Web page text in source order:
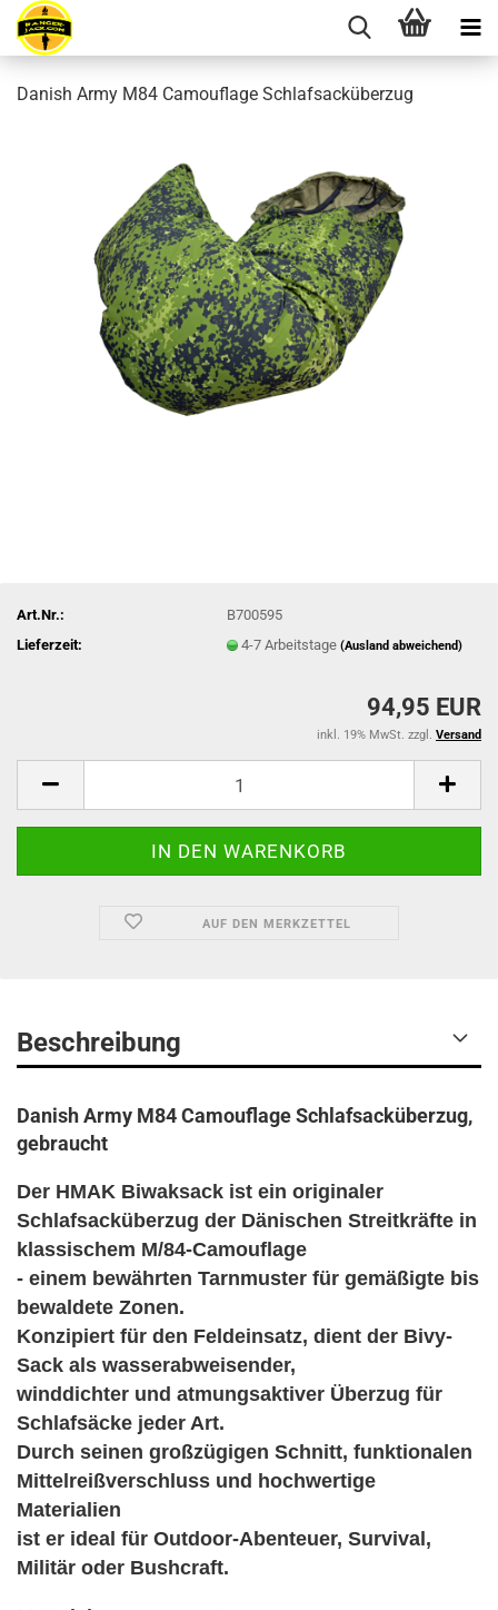
Danish Army M84 Camouflage Schlafsacküberzug
Art.Nr.:
B700595
Lieferzeit:
4-7 Arbeitstage(Ausland abweichend)
94,95 EUR
inkl. 19% MwSt. zzgl. Versand
AUF DEN MERKZETTEL
Beschreibung
Danish Army M84 Camouflage Schlafsacküberzug,
gebraucht
Der HMAK Biwaksack ist ein originaler
Schlafsacküberzug der Dänischen Streitkräfte in
klassischem M/84-Camouflage
- einem bewährten Tarnmuster für gemäßigte bis
bewaldete Zonen.
Konzipiert für den Feldeinsatz, dient der Bivy-
Sack als wasserabweisender,
winddichter und atmungsaktiver Überzug für
Schlafsäcke jeder Art.
Durch seinen großzügigen Schnitt, funktionalen
Mittelreißverschluss und hochwertige
Materialien
ist er ideal für Outdoor-Abenteuer, Survival,
Militär oder Bushcraft.